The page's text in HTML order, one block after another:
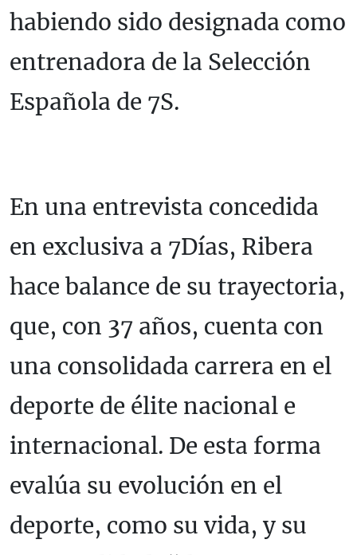
habiendo sido designada como
entrenadora de la Selección
Española de 7S.
En una entrevista concedida
en exclusiva a 7Días, Ribera
hace balance de su trayectoria,
que, con 37 años, cuenta con
una consolidada carrera en el
deporte de élite nacional e
internacional. De esta forma
evalúa su evolución en el
deporte, como su vida, y su